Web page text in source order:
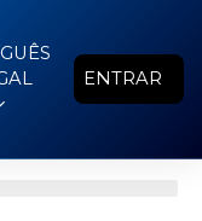
ENTRAR